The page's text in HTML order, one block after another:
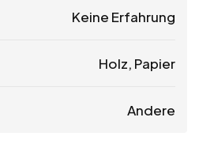
Keine Erfahrung
Holz, Papier
Andere